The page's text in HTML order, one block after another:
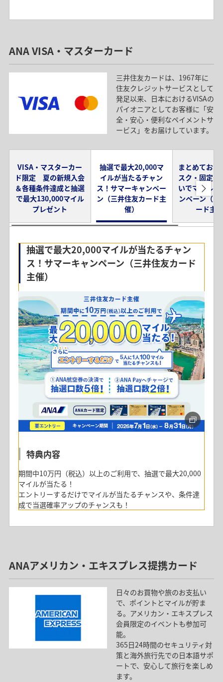
ン
キャンペーン内容
ANA JCBカード（法人用）に新規ご入会・各種条件達成
で、最大41,000マイル（*）プレゼント！
キャンペーンの詳細は、上記「ANA JCB法人カード」のバ
ナーをクリックしてご確認ください。
入会カードによって、マイル数は異なります。
ANA VISA・マスターカード
三井住友カードは、1967年に
住友クレジットサービスとして
発足以来、日本におけるVISAの
パイオニアとしてお客様に「安
全・安心・便利なペイメントサ
ービス」をお届けしています。
VISA・マスターカー
ド限定 夏の新規入会
＆各種条件達成と抽選
で最大130,000マイル
プレゼント
抽選で最大20,000マ
イルが当たるチャン
ス！サマーキャンペー
ン（三井住友カード主
催）
まとめておト
スク・固定費
いでマイルゲ
ンペーン（三
ード主
VISA・マスターカード限定 夏の新規入会
＆各種条件達成と抽選で最大130,000マイ
ルプレゼント
キャンペーン内容
期間中にANAカードに新規入会＆エントリーし各種条件達
成で、もれなく最大60,000マイルをプレゼント！
さらに120万円（税込）を利用された方から抽選で50名に
70,000マイルをプレゼント！
抽選で最大20,000マイルが当たるチャン
ス！サマーキャンペーン（三井住友カード
主催）
特典内容
期間中10万円（税込）以上のご利用で、抽選で最大20,000
マイルが当たる！
エントリーするだけでマイルが当たるチャンスや、条件達
成で当選確率アップのチャンスも！
払いでマイルゲットキャンペーン（三井住友
キャンペーン内容
期間中にエントリー＆新規規約同意でANAのマイルをもれ
なく100マイルプレゼント！さらに、サブスクや固定費など
対象サービスをANAカードで新規利用すると、抽選で500名
に10,000マイルが当たる！！新規利用サービス数に応じて
抽選口数アップも！
期間：2026年8月1日（土）から9月30日（水）
ANAアメリカン・エキスプレス提携カード
日々のお買物や旅のお支払い
で、ポイントとマイルが貯ま
る。アメリカン・エキスプレス
会員限定のイベントも参加可
能。
365日24時間のセキュリティ対
策と海外旅行先での日本語サポ
ートで、安心して旅行を楽しめ
ます。